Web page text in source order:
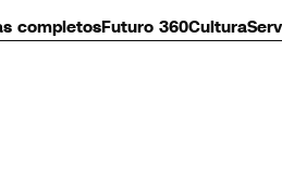
completosFuturo 360Cultura